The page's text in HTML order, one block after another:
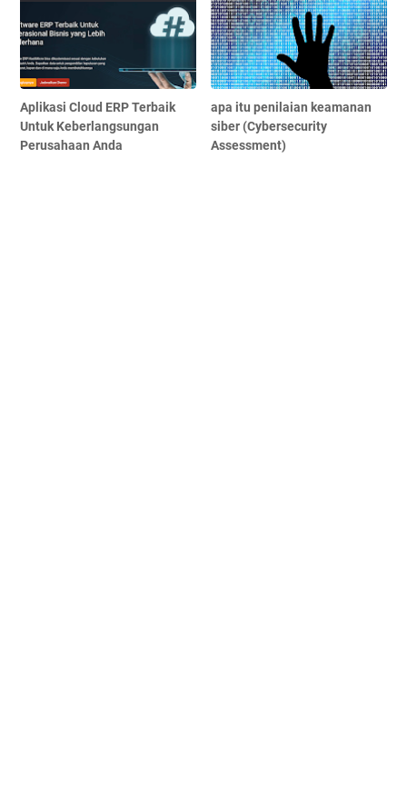
Aplikasi Cloud ERP Terbaik
Untuk Keberlangsungan
Perusahaan Anda
apa itu penilaian keamanan
siber (Cybersecurity
Assessment)